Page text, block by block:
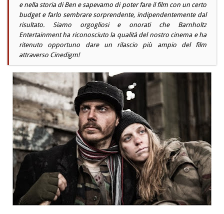
e nella storia di Ben e sapevamo di poter fare il film con un certo
budget e farlo sembrare sorprendente, indipendentemente dal
risultato. Siamo orgogliosi e onorati che Barnholtz
Entertainment ha riconosciuto la qualità del nostro cinema e ha
ritenuto opportuno dare un rilascio più ampio del film
attraverso Cinedigm!